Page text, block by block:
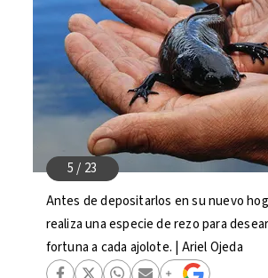
Antes de depositarlos en su nuevo
realiza una especie de rezo para
fortuna a cada ajolote. | Ariel Ojeda